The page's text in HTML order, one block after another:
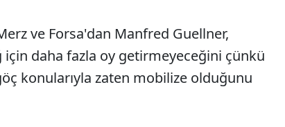
ve Forsa'dan Manfred Guellner,
için daha fazla oy getirmeyeceğini çünkü
konularıyla zaten mobilize olduğunu